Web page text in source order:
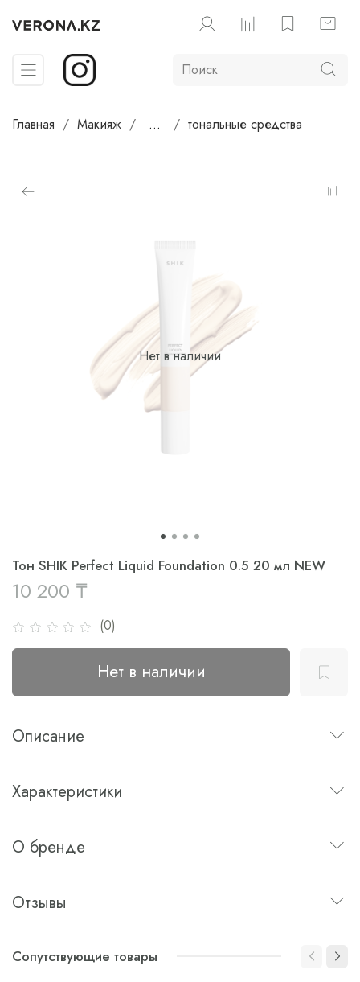
Главная Макияж ... тональные средства
Нет в наличии
(0)
Тон SHIK Perfect Liquid Foundation 0.5 20 мл NEW
10 200 ₸
Нет в наличии
Описание
Характеристики
О бренде
Отзывы
Сопутствующие товары